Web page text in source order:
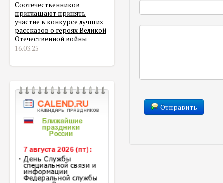
Соотечественников
приглашают принять
участие в конкурсе лучших
рассказов о героях Великой
Отечественной войны
16.03.25
Отправить